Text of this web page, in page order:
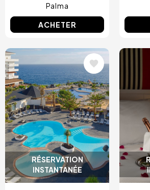
Palma
ACHETER
RÉSERVATION
INSTANTANÉE
Image